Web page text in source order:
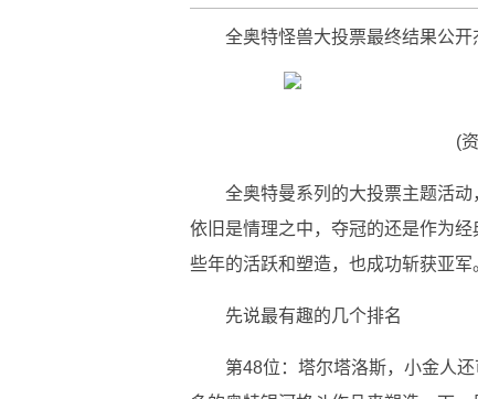
全奥特怪兽大投票最终结果公
(
全奥特曼系列的大投票主题活
依旧是情理之中，夺冠的还是作为
些年的活跃和塑造，也成功斩获亚军
先说最有趣的几个排名
第48位：塔尔塔洛斯，小金人